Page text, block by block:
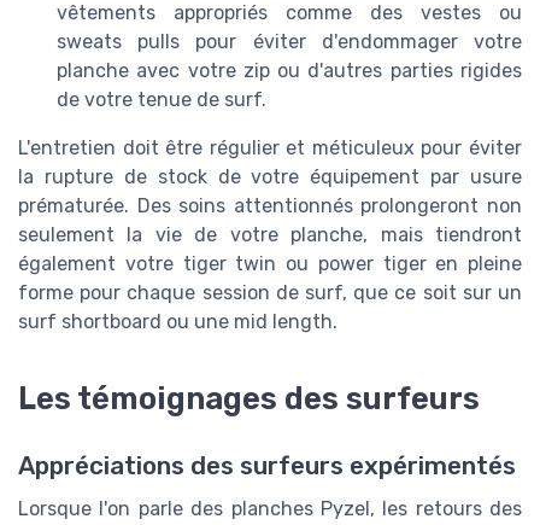
vêtements appropriés comme des vestes ou
sweats pulls pour éviter d'endommager votre
planche avec votre zip ou d'autres parties rigides
de votre tenue de surf.
L'entretien doit être régulier et méticuleux pour éviter
la rupture de stock de votre équipement par usure
prématurée. Des soins attentionnés prolongeront non
seulement la vie de votre planche, mais tiendront
également votre tiger twin ou power tiger en pleine
forme pour chaque session de surf, que ce soit sur un
surf shortboard ou une mid length.
Les témoignages des surfeurs
Appréciations des surfeurs expérimentés
Lorsque l'on parle des planches Pyzel, les retours des